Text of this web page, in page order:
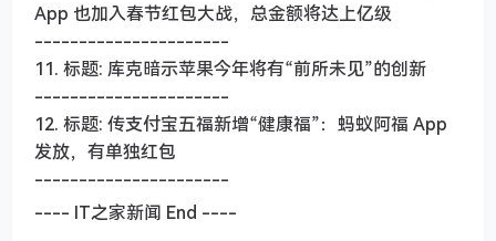
App 也加入春节红包大战，总金额将达上亿级
----------------------
11. 标题: 库克暗示苹果今年将有“前所未见”的创新
----------------------
12. 标题: 传支付宝五福新增“健康福”：蚂蚁阿福 App
发放，有单独红包
----------------------
---- IT之家新闻 End ----